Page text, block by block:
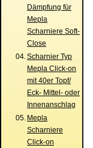
Dämpfung für
Mepla
Scharniere Soft-
Close
04.Scharnier Typ
Mepla Click-on
mit 40er Topf/
Eck- Mittel- oder
Innenanschlag
05. Mepla
Scharniere
Click-on